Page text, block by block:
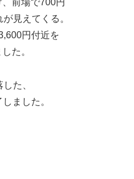
前場で700円
見えてくる。
円付近を
た。
た、
ました。